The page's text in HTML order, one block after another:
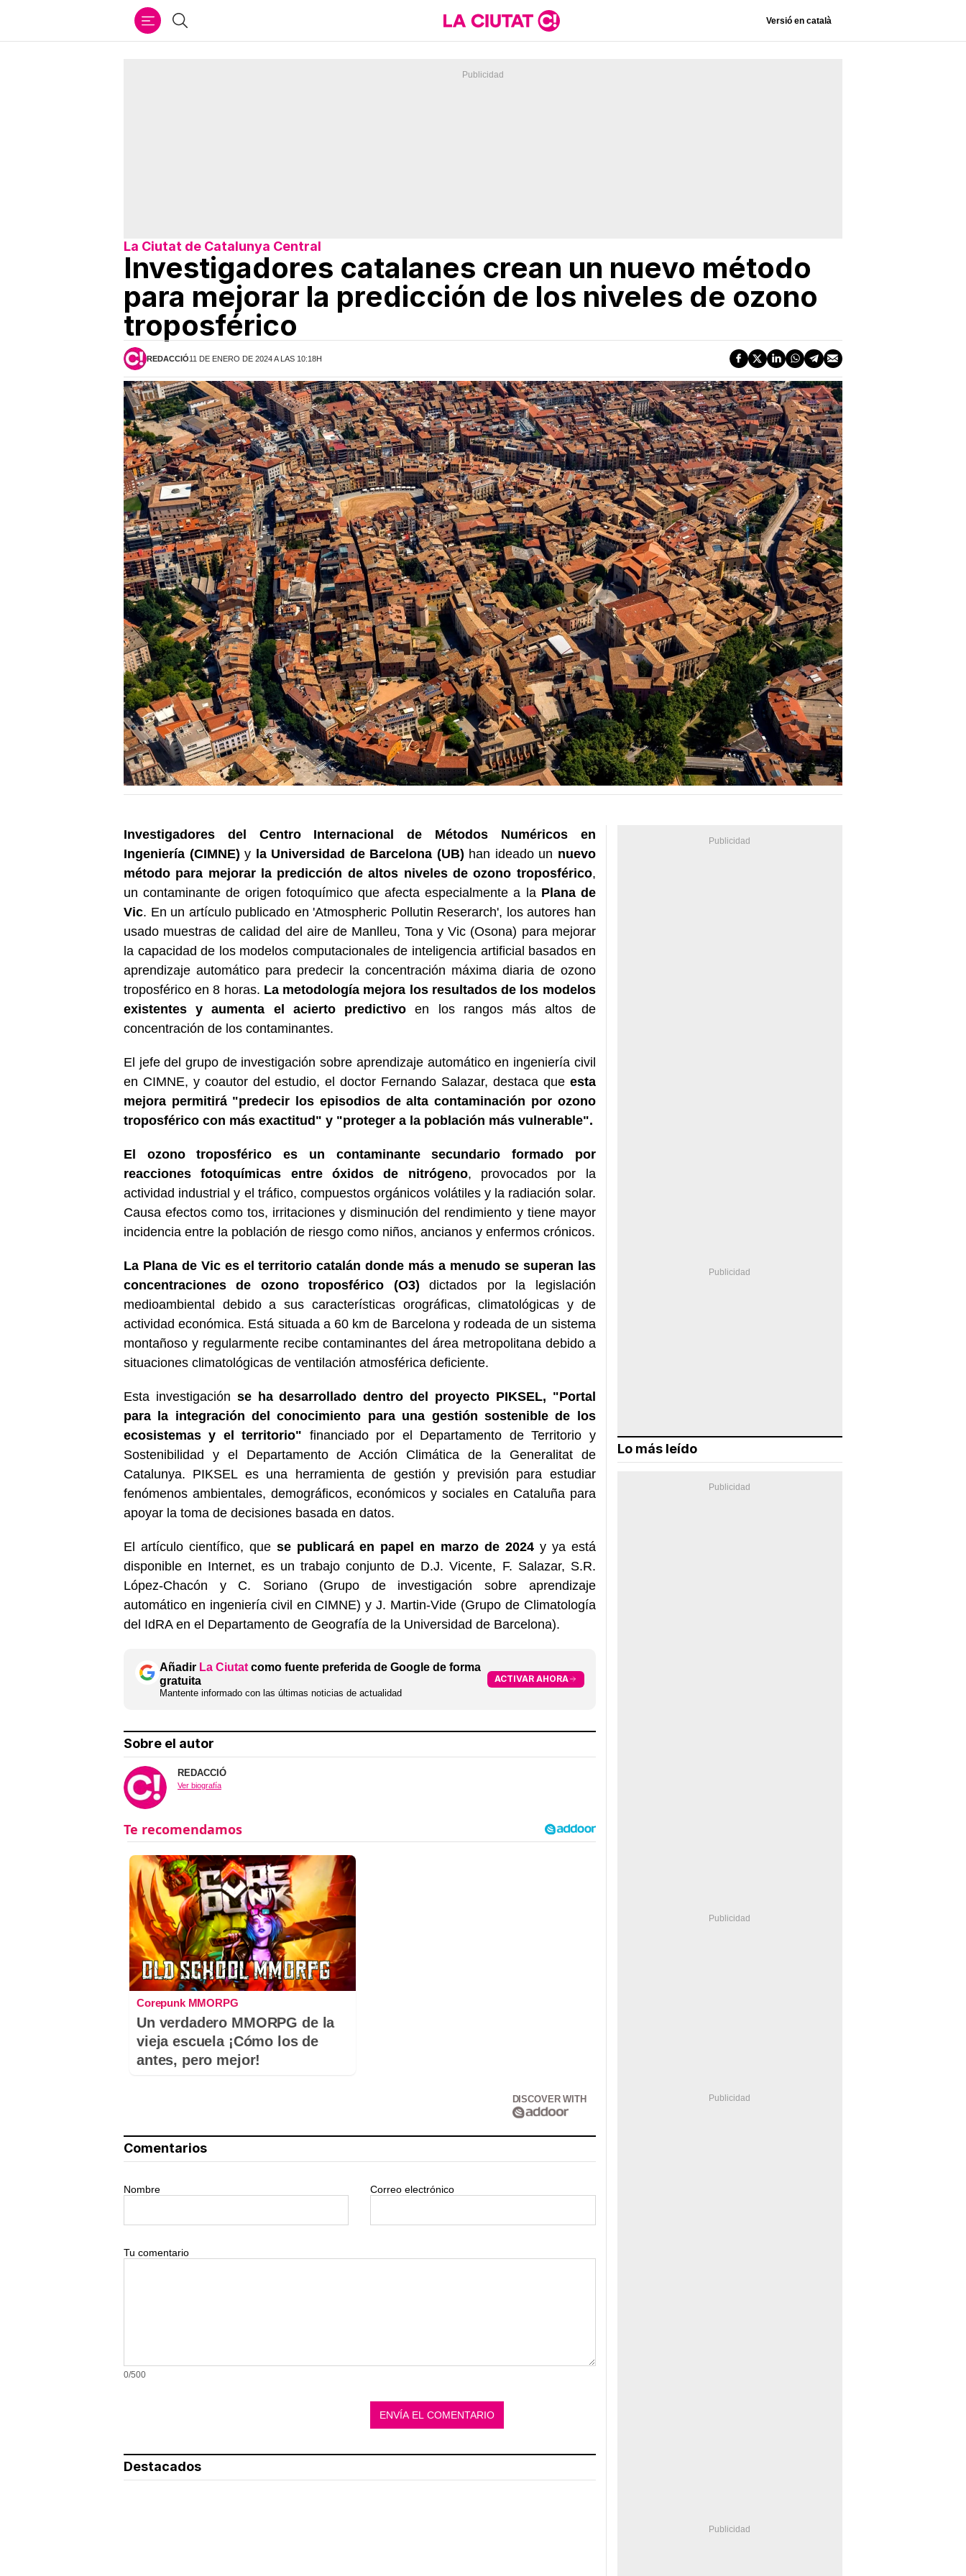
Buscar Versió en català
La Ciutat de Catalunya Central
Investigadores catalanes crean un nuevo método
para mejorar la predicción de los niveles de ozono
troposférico
REDACCIÓ11 DE ENERO DE 2024 A LAS 10:18H
Investigadores del Centro Internacional de Métodos Numéricos en
Ingeniería (CIMNE) y la Universidad de Barcelona (UB) han ideado un nuevo
método para mejorar la predicción de altos niveles de ozono troposférico,
un contaminante de origen fotoquímico que afecta especialmente a la Plana de
Vic. En un artículo publicado en 'Atmospheric Pollutin Reserarch', los autores han
usado muestras de calidad del aire de Manlleu, Tona y Vic (Osona) para mejorar
la capacidad de los modelos computacionales de inteligencia artificial basados en
aprendizaje automático para predecir la concentración máxima diaria de ozono
troposférico en 8 horas. La metodología mejora los resultados de los modelos
existentes y aumenta el acierto predictivo en los rangos más altos de
concentración de los contaminantes.
El jefe del grupo de investigación sobre aprendizaje automático en ingeniería civil
en CIMNE, y coautor del estudio, el doctor Fernando Salazar, destaca que esta
mejora permitirá "predecir los episodios de alta contaminación por ozono
troposférico con más exactitud" y "proteger a la población más vulnerable".
El ozono troposférico es un contaminante secundario formado por
reacciones fotoquímicas entre óxidos de nitrógeno, provocados por la
actividad industrial y el tráfico, compuestos orgánicos volátiles y la radiación solar.
Causa efectos como tos, irritaciones y disminución del rendimiento y tiene mayor
incidencia entre la población de riesgo como niños, ancianos y enfermos crónicos.
La Plana de Vic es el territorio catalán donde más a menudo se superan las
concentraciones de ozono troposférico (O3) dictados por la legislación
medioambiental debido a sus características orográficas, climatológicas y de
actividad económica. Está situada a 60 km de Barcelona y rodeada de un sistema
montañoso y regularmente recibe contaminantes del área metropolitana debido a
situaciones climatológicas de ventilación atmosférica deficiente.
Esta investigación se ha desarrollado dentro del proyecto PIKSEL, "Portal
para la integración del conocimiento para una gestión sostenible de los
ecosistemas y el territorio" financiado por el Departamento de Territorio y
Sostenibilidad y el Departamento de Acción Climática de la Generalitat de
Catalunya. PIKSEL es una herramienta de gestión y previsión para estudiar
fenómenos ambientales, demográficos, económicos y sociales en Cataluña para
apoyar la toma de decisiones basada en datos.
El artículo científico, que se publicará en papel en marzo de 2024y ya está
disponible en Internet, es un trabajo conjunto de D.J. Vicente, F. Salazar, S.R.
López-Chacón y C. Soriano (Grupo de investigación sobre aprendizaje
automático en ingeniería civil en CIMNE) y J. Martin-Vide (Grupo de Climatología
del IdRA en el Departamento de Geografía de la Universidad de Barcelona).
Añadir La Ciutat como fuente preferida de Google de forma
gratuita
Mantente informado con las últimas noticias de actualidad
ACTIVAR AHORA
Sobre el autor
REDACCIÓ
Ver biografía
Corepunk MMORPG
Un verdadero MMORPG de la
vieja escuela ¡Cómo los de
antes, pero mejor!
DISCOVER WITH
Comentarios
Nombre Correo electrónico
Tu comentario
0/500
Destacados
Lo más leído